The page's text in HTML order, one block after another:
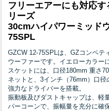
フリーエアーにも対応
リーズ
30cmハイパワーミッド
75SPL
GZCW 12-75SPLは、GZコンペテ
ウーファーです。イエローカラー
スケットには、口径180mm 重さ
ネットと、3インチ（76mm）口
強力なドライバーを搭載。
振動板及びダストキャップは、軽
パーコーンで、振幅量を充分に確